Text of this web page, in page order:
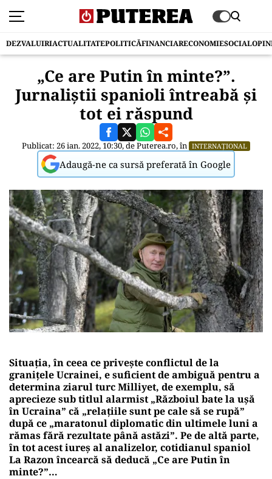
DEZVALUIRIACTUALITATEPOLITICĂFINANCIARECONOMIESOCIAL
„Ce are Putin în minte?”.
Jurnaliștii spanioli întreabă și
tot ei răspund
Publicat: 26 ian. 2022, 10:30, dePuterea.ro, în INTERNAȚIONAL
Adaugă-ne ca sursă preferată în Google
Situația, în ceea ce privește conflictul de la
granițele Ucrainei, e suficient de ambiguă pentru a
determina ziarul turc Milliyet, de exemplu, să
aprecieze sub titlul alarmist „Războiul bate la uşă
în Ucraina” că „relațiile sunt pe cale să se rupă”
după ce „maratonul diplomatic din ultimele luni a
rămas fără rezultate până astăzi”. Pe de altă parte,
în tot acest iureș al analizelor, cotidianul spaniol
La Razon încearcă să deducă „Ce are Putin în
minte?”…